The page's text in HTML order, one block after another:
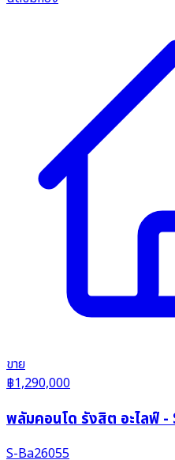
ขาย
฿1,290,000
พลัมคอนโด รังสิต อะไลฟ์
S-Ba26055